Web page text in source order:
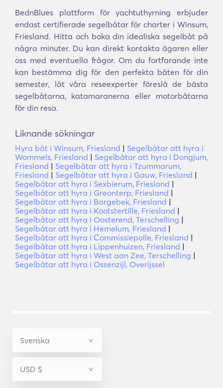
BednBlues plattform för yachtuthyrning erbjuder
endast certifierade segelbåtar för charter i Winsum,
Friesland. Hitta och boka din idealiska segelbåt på
några minuter. Du kan direkt kontakta ägaren eller
oss med eventuella frågor. Om du fortfarande inte
kan bestämma dig för den perfekta båten för din
semester, låt våra reseexperter föreslå de bästa
segelbåtarna, katamaranerna eller motorbåtarna
för din resa.
Liknande sökningar
Hyra båt i Winsum, Friesland | Segelbåtar att hyra i
Wommels, Friesland | Segelbåtar att hyra i Dongjum,
Friesland | Segelbåtar att hyra i Tzummarum,
Friesland | Segelbåtar att hyra i Gauw, Friesland |
Segelbåtar att hyra i Sexbierum, Friesland |
Segelbåtar att hyra i Greonterp, Friesland |
Segelbåtar att hyra i Bargebek, Friesland |
Segelbåtar att hyra i Kootstertille, Friesland |
Segelbåtar att hyra i Oosterend, Terschelling |
Segelbåtar att hyra i Hemelum, Friesland |
Segelbåtar att hyra i Commissiepolle, Friesland |
Segelbåtar att hyra i Lippenhuizen, Friesland |
Segelbåtar att hyra i West aan Zee, Terschelling |
Segelbåtar att hyra i Ossenzijl, Overijssel